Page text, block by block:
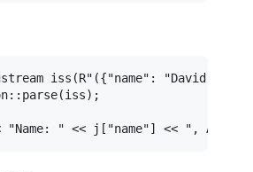
iss (R"({"name": "David",
parse(iss);
"Name: " << j[ "name"] << ", Age: "